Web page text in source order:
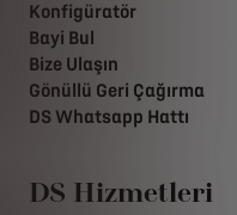
Konfigüratör
Bayi Bul
Bize Ulaşın
Gönüllü Geri Çağırma
DS Whatsapp Hattı
DS Hizmetleri